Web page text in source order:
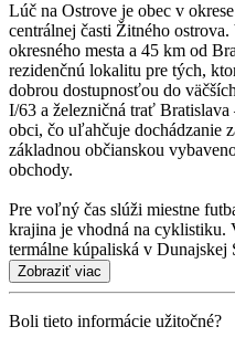
Lúč na Ostrove je obec v
centrálnej časti Žitného
okresného mesta a 45 km od
rezidenčnú lokalitu pre tých,
dobrou dostupnosťou do
I/63 a železničná trať
obci, čo uľahčuje dochádzanie
základnou občianskou
obchody.
Pre voľný čas slúži miestne
krajina je vhodná na cyklistiku.
termálne kúpaliská v
Zobraziť viac
Boli tieto informácie užitočné?